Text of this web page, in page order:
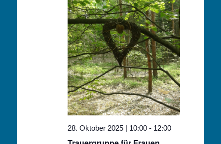
28. Oktober 2025 | 10:00 - 12:00